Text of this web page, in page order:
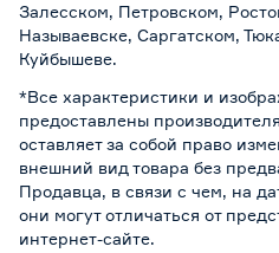
Залесском, Петровском,
Называевске, Саргатском,
Куйбышеве.
*Все характеристики и
предоставлены
оставляет за собой право
внешний вид товара без
Продавца, в связи с чем, на
они могут отличаться от
интернет-сайте.